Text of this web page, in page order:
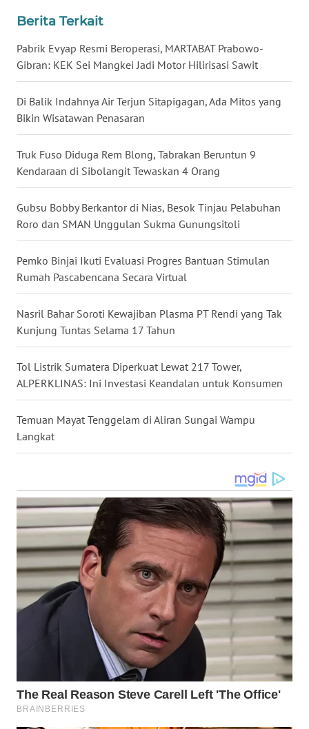
Berita Terkait
Pabrik Evyap Resmi Beroperasi, MARTABAT Prabowo-
Gibran: KEK Sei Mangkei Jadi Motor Hilirisasi Sawit
Di Balik Indahnya Air Terjun Sitapigagan, Ada Mitos yang
Bikin Wisatawan Penasaran
Truk Fuso Diduga Rem Blong, Tabrakan Beruntun 9
Kendaraan di Sibolangit Tewaskan 4 Orang
Gubsu Bobby Berkantor di Nias, Besok Tinjau Pelabuhan
Roro dan SMAN Unggulan Sukma Gunungsitoli
Pemko Binjai Ikuti Evaluasi Progres Bantuan Stimulan
Rumah Pascabencana Secara Virtual
Nasril Bahar Soroti Kewajiban Plasma PT Rendi yang Tak
Kunjung Tuntas Selama 17 Tahun
Tol Listrik Sumatera Diperkuat Lewat 217 Tower,
ALPERKLINAS: Ini Investasi Keandalan untuk Konsumen
Temuan Mayat Tenggelam di Aliran Sungai Wampu
Langkat
TAPANULI
SELATAN
WN
TANJUNG
WN
WN
LABUHANBATU
WN
TAPANULI
TENGAH
WN DELI
SERDANG
WN
TEBING
WN
PAKPAK
WN
KARAWANG
WN
BEKASI
WN